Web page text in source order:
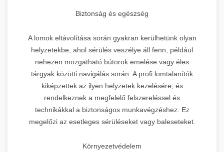
Biztonság és egészség
A lomok eltávolítása során gyakran kerülhetünk olyan
helyzetekbe, ahol sérülés veszélye áll fenn, például
nehezen mozgatható bútorok emelése vagy éles
tárgyak közötti navigálás során. A profi lomtalanítók
kiképzettek az ilyen helyzetek kezelésére, és
rendelkeznek a megfelelő felszereléssel és
technikákkal a biztonságos munkavégzéshez. Ez
megelőzi az esetleges sérüléseket vagy baleseteket.
Környezetvédelem